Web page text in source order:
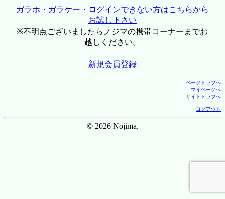
ガラホ・ガラケー・ログインできない方はこちらから
お試し下さい
※不明点ございましたらノジマの携帯コーナーまでお
越しください。
新規会員登録
ページトップへ
マイページへ
サイトトップへ
ログアウト
© 2026 Nojima.